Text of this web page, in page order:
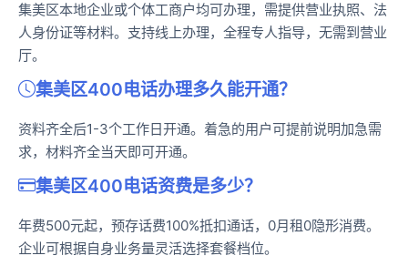
集美区本地企业或个体工商户均可办理，需提供营业执照、法
人身份证等材料。支持线上办理，全程专人指导，无需到营业
厅。
集美区400电话办理多久能开通？
资料齐全后1-3个工作日开通。着急的用户可提前说明加急需
求，材料齐全当天即可开通。
集美区400电话资费是多少？
年费500元起，预存话费100%抵扣通话，0月租0隐形消费。
企业可根据自身业务量灵活选择套餐档位。